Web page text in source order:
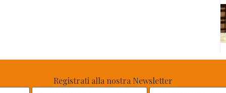
Registrati alla nostra Newsletter